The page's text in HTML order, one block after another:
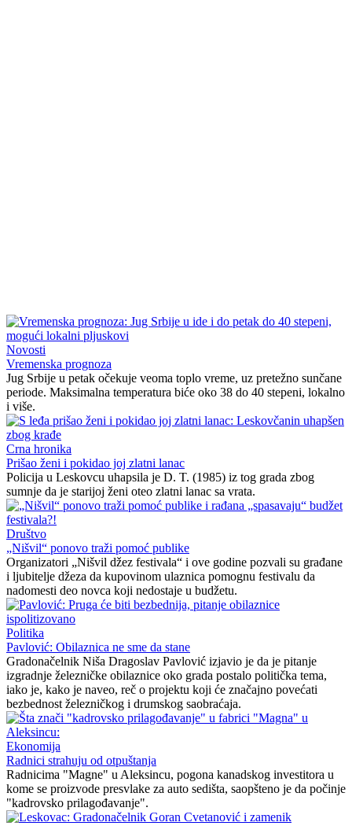
Novosti
Vremenska prognoza
Jug Srbije u petak očekuje veoma toplo vreme, uz pretežno sunčane
periode. Maksimalna temperatura biće oko 38 do 40 stepeni, lokalno
i više.
Crna hronika
Prišao ženi i pokidao joj zlatni lanac
Policija u Leskovcu uhapsila je D. T. (1985) iz tog grada zbog
sumnje da je starijoj ženi oteo zlatni lanac sa vrata.
Društvo
„Nišvil“ ponovo traži pomoć publike
Organizatori „Nišvil džez festivala“ i ove godine pozvali su građane
i ljubitelje džeza da kupovinom ulaznica pomognu festivalu da
nadomesti deo novca koji nedostaje u budžetu.
Politika
Pavlović: Obilaznica ne sme da stane
Gradonačelnik Niša Dragoslav Pavlović izjavio je da je pitanje
izgradnje železničke obilaznice oko grada postalo politička tema,
iako je, kako je naveo, reč o projektu koji će značajno povećati
bezbednost železničkog i drumskog saobraćaja.
Ekonomija
Radnici strahuju od otpuštanja
Radnicima "Magne" u Aleksincu, pogona kanadskog investitora u
kome se proizvode presvlake za auto sedišta, saopšteno je da počinje
"kadrovsko prilagođavanje".